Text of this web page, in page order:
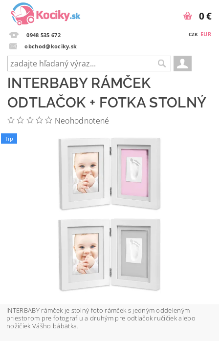
0948 535 672
obchod@kociky.sk
CZK EUR
0 €
INTERBABY RÁMČEK
ODTLAČOK + FOTKA STOLNÝ
Neohodnotené
Tip
INTERBABY rámček je stolný foto rámček s jedným oddeleným
priestorom pre fotografiu a druhým pre odtlačok ručičiek alebo
nožičiek Vášho bábätka.